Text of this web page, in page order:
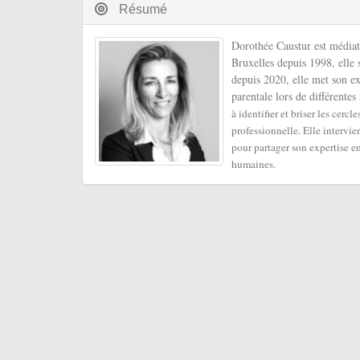
Résumé
Dorothée Caustur est
Bruxelles depuis 1998, elle
depuis 2020, elle met son
parentale lors de
à identifier et briser les
professionnelle.Elle
pour partager son expertise en
humaines.